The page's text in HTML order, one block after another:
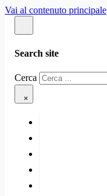
Vai al contenuto principale
Search site
Cerca
×